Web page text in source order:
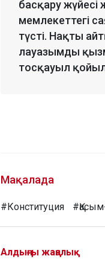
басқару
мемлекеттегі
түсті. Нақты
лауазымды
тосқауыл
Мақалада
#Конституция
Алдыңғы жаңалық